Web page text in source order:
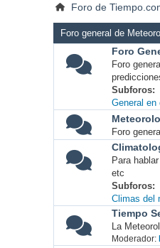
Foro de
Foro general de
Foro
Foro
Subforos
General en
Foro
Para
etc
Subforos
Climas del
Tiempo
La
Moderador: